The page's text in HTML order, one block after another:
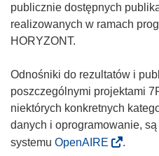
publicznie dostępnych
realizowanych w ramach
HORYZONT.
Odnośniki do rezultatów i
poszczególnymi projektami
niektórych konkretnych
danych i oprogramowanie,
systemu OpenAIRE .